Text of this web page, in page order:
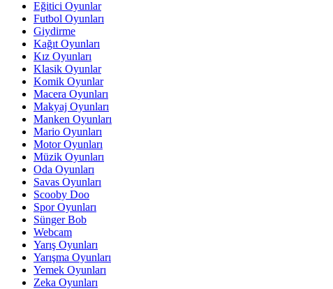
Eğitici Oyunlar
Futbol Oyunları
Giydirme
Kağıt Oyunları
Kız Oyunları
Klasik Oyunlar
Komik Oyunlar
Macera Oyunları
Makyaj Oyunları
Manken Oyunları
Mario Oyunları
Motor Oyunları
Müzik Oyunları
Oda Oyunları
Savas Oyunları
Scooby Doo
Spor Oyunları
Sünger Bob
Webcam
Yarış Oyunları
Yarışma Oyunları
Yemek Oyunları
Zeka Oyunları